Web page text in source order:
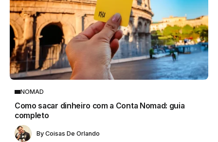
NOMAD
Como sacar dinheiro com a Conta Nomad: guia
completo
By Coisas De Orlando